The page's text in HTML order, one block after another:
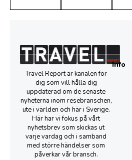
Travel Report är kanalen för
dig som vill hålla dig
uppdaterad om de senaste
nyheterna inom resebranschen,
ute i världen och här i Sverige.
Här har vi fokus på vårt
nyhetsbrev som skickas ut
varje vardag och i samband
med större händelser som
påverkar vår bransch.
Info